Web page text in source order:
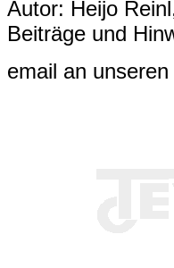
Autor: Heijo
Beiträge und
email an